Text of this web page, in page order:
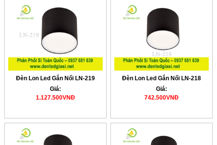
Đèn Lon Led Gắn Nổi LN-219
Giá:
1.127.500VNĐ
Đèn Lon Led Gắn Nổi LN-218
Giá:
742.500VNĐ